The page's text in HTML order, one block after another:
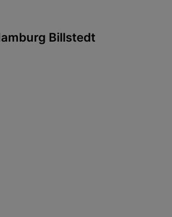
Billstedt